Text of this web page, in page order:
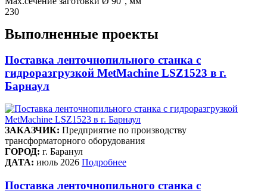
230
Выполненные проекты
Поставка ленточнопильного станка c
гидроразгрузкой MetMachine LSZ1523 в г.
Барнаул
ЗАКАЗЧИК: Предприятие по производству
трансформаторного оборудования
ГОРОД: г. Баранул
ДАТА: июль 2026 Подробнее
Поставка ленточнопильного станка c